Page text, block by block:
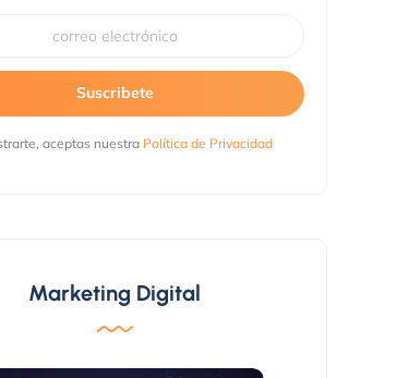
prompts.csv'
Suscribete
aceptas nuestra Política de Privacidad
Marketing Digital